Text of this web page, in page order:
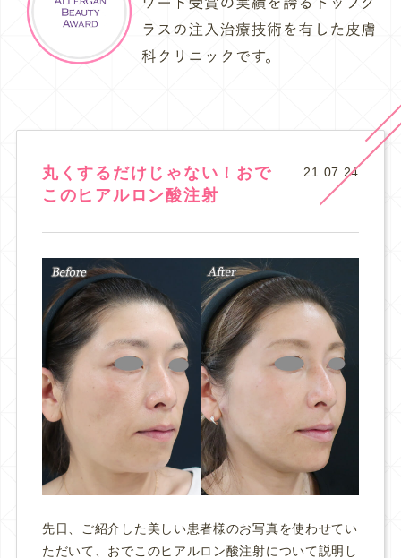
丸くするだけじゃない！おで
このヒアルロン酸注射
21.07.24
先日、ご紹介した美しい患者様のお写真を使わせてい
ただいて、おでこのヒアルロン酸注射について説明し